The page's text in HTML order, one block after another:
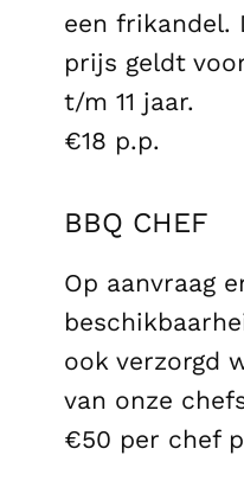
een frikandel.
prijs geldt
t/m 11 jaar.
€18 p.p.
BBQ CHEF
Op aanvraag
ook verzorgd
van onze
€50 per chef